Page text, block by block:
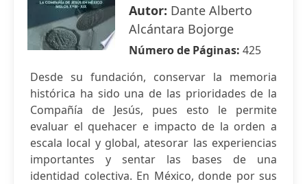
Autor: Dante Alberto
Alcántara Bojorge
Número de Páginas: 425
Desde su fundación, conservar la memoria
histórica ha sido una de las prioridades de la
Compañía de Jesús, pues esto le permite
evaluar el quehacer e impacto de la orden a
escala local y global, atesorar las experiencias
importantes y sentar las bases de una
identidad colectiva. En México, donde por sus